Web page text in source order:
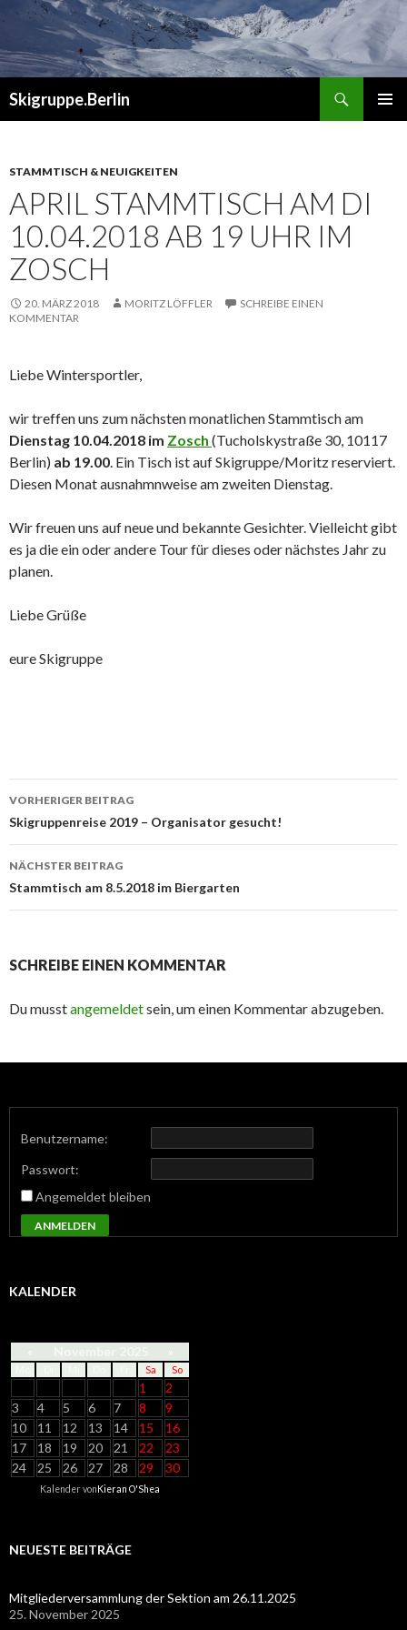
Skigruppe.Berlin
STAMMTISCH & NEUIGKEITEN
APRIL STAMMTISCH AM DI
10.04.2018 AB 19 UHR IM
ZOSCH
20. MÄRZ 2018 MORITZ LÖFFLER
SCHREIBE EINEN
KOMMENTAR
Liebe Wintersportler,
wir treffen uns zum nächsten monatlichen Stammtisch am
Dienstag 10.04.2018 im Zosch (Tucholskystraße 30, 10117
Berlin) ab 19.00. Ein Tisch ist auf Skigruppe/Moritz reserviert.
Diesen Monat ausnahmnweise am zweiten Dienstag.
Wir freuen uns auf neue und bekannte Gesichter. Vielleicht gibt
es ja die ein oder andere Tour für dieses oder nächstes Jahr zu
planen.
Liebe Grüße
eure Skigruppe
Beitrags-
Navigation
VORHERIGER BEITRAG
Skigruppenreise 2019 – Organisator gesucht!
NÄCHSTER BEITRAG
Stammtisch am 8.5.2018 im Biergarten
SCHREIBE EINEN KOMMENTAR
Du musstangemeldetsein, um einen Kommentar abzugeben.
Benutzername:
Passwort:
Angemeldet bleiben
ANMELDEN
KALENDER
« »
Sa So
1
2
3
4 5 6 7 8
9
10
11 12 13 14 15
16
17
18 19 20 21 22
23
24
25 26 27 28 29 30
Kalender vonKieran O'Shea
NEUESTE BEITRÄGE
Mitgliederversammlung der Sektion am 26.11.2025
25. November 2025